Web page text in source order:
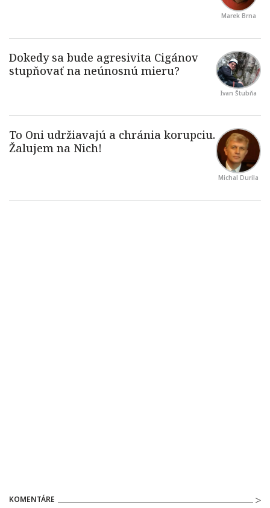
Marek Brna
Ivan Štubňa
Michal Durila
KOMENTÁRE